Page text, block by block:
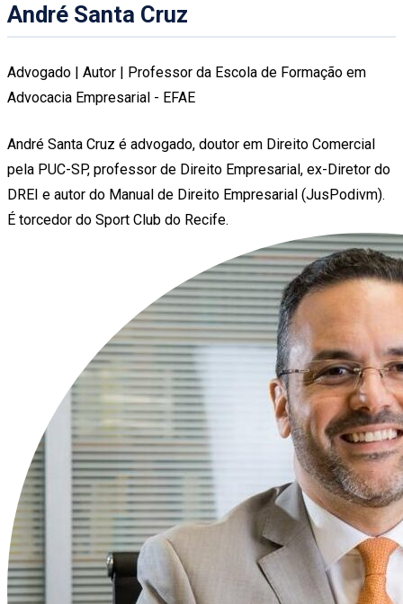
André Santa Cruz
Advogado | Autor | Professor da Escola de Formação em
Advocacia Empresarial - EFAE
André Santa Cruz é advogado, doutor em Direito Comercial
pela PUC-SP, professor de Direito Empresarial, ex-Diretor do
DREI e autor do Manual de Direito Empresarial (JusPodivm).
É torcedor do Sport Club do Recife.